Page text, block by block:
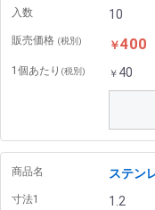
入数 10
販売価格 (税別) ￥400
1個あたり (税別) ￥ 40
商品名 ステン
寸法1 1.2